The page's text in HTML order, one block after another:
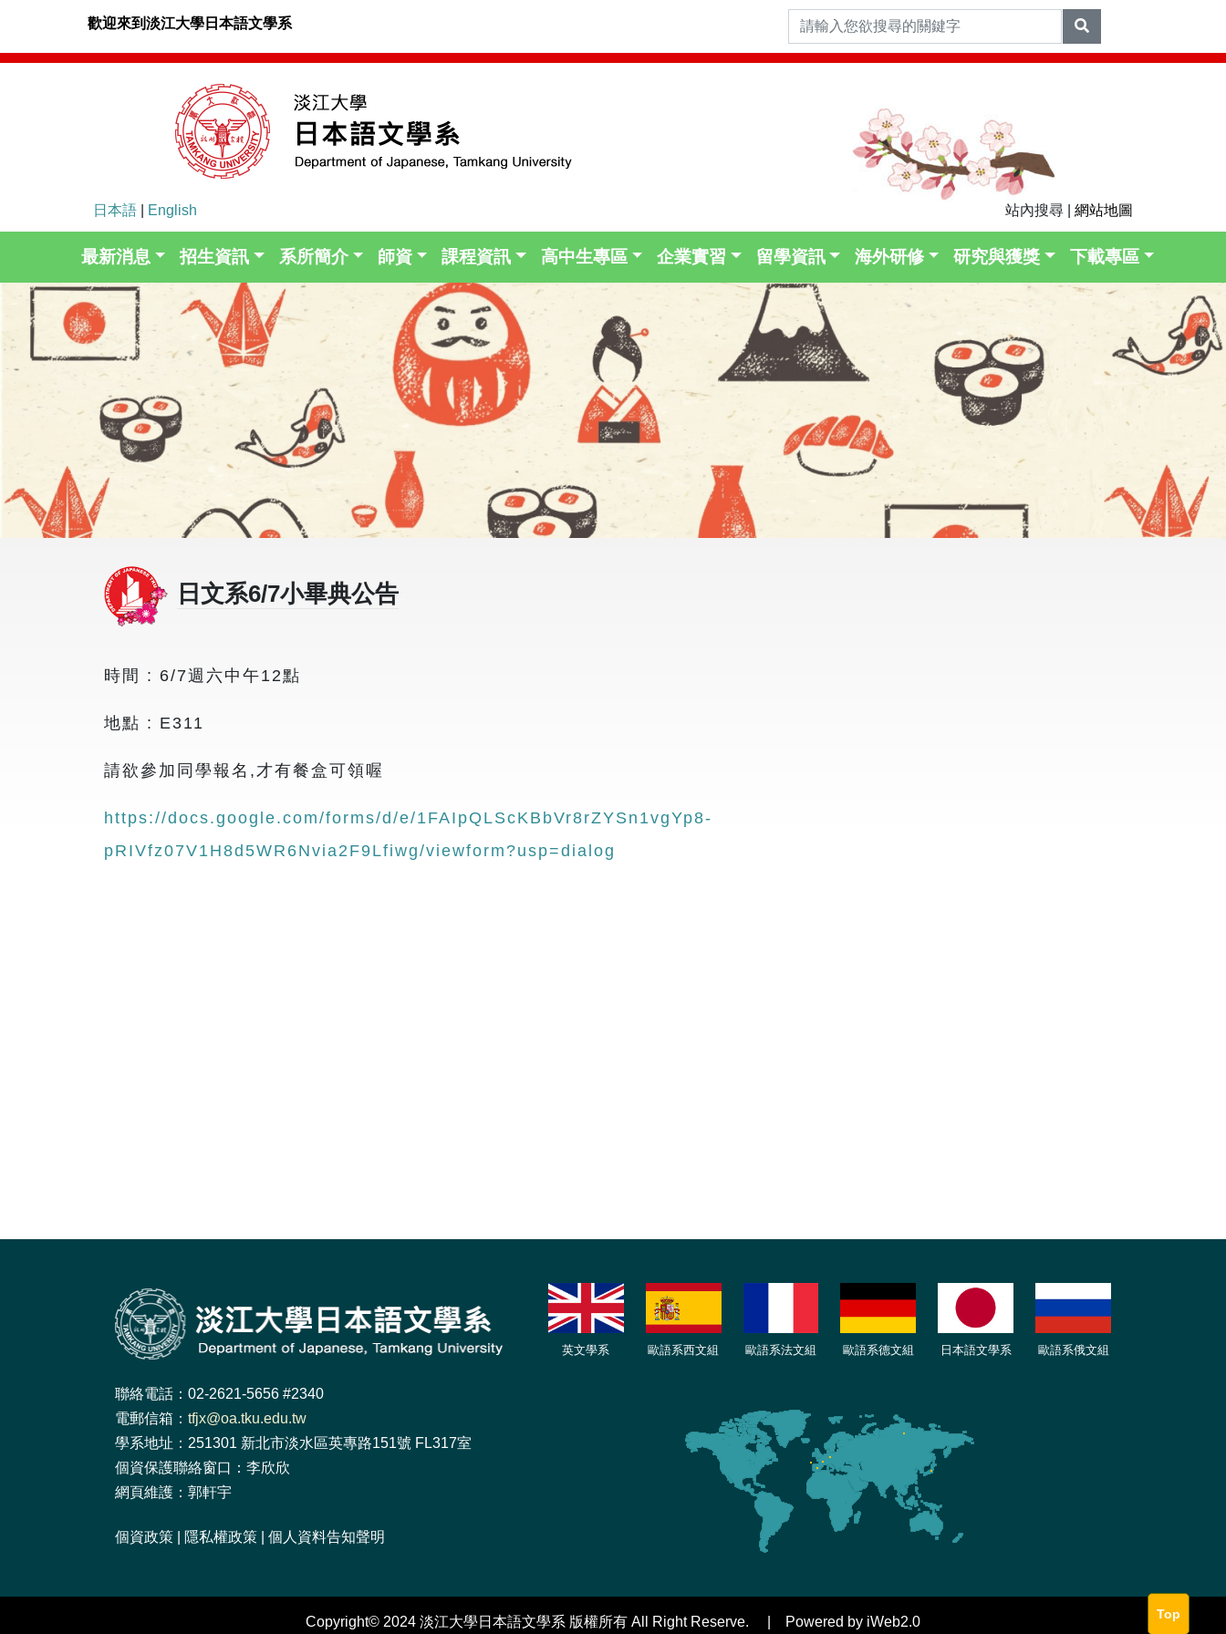
歡迎來到淡江大學日本語文學系
日本語 English 站內搜尋 | 網站地圖
最新消息 招生資訊 系所簡介 師資 課程資訊 高中生專區 企業實習 留學資訊 海外研修 研究與獲獎 下載專區
日文系6/7小畢典公告
時間 : 6/7週六中午12點
地點 : E311
請欲參加同學報名,才有餐盒可領喔
https://docs.google.com/forms/d/e/1FAIpQLScKBbVr8rZYSn1vgYp8-
pRIVfz07V1H8d5WR6Nvia2F9Lfiwg/viewform?usp=dialog
聯絡電話：02-2621-5656 #2340
電郵信箱： tfjx@oa.tku.edu.tw
學系地址：251301 新北市淡水區英專路151號 FL317室
個資保護聯絡窗口：李欣欣
網頁維護：郭軒宇
個資政策 隱私權政策 個人資料告知聲明
英文學系 歐語系西文組 歐語系法文組 歐語系德文組 日本語文學系 歐語系俄文組
Copyright© 2024 淡江大學日本語文學系 版權所有 All Right Reserve. | Powered by iWeb2.0
Top